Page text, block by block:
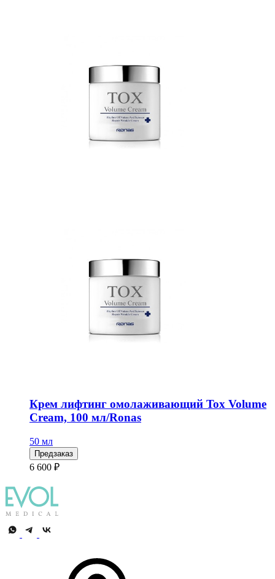
Крем лифтинг омолаживающий Tox Volume
Cream, 100 мл/Ronas
50 мл
Предзаказ
6 600 ₽